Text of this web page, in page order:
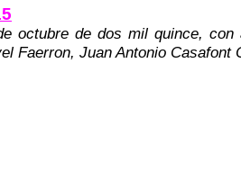
octubre de dos mil quince,
Faerron, Juan Antonio Casafont